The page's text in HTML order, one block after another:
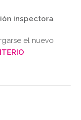
inspectora
el nuevo